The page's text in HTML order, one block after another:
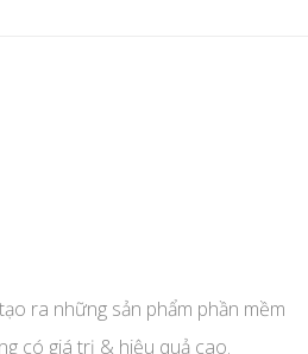
ra những sản phẩm phần mềm
có giá trị & hiệu quả cao.